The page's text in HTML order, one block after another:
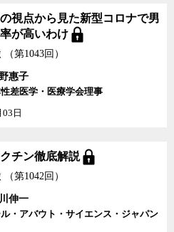
を得ないと判断するに至ったとい
去の薬害と酷似している面が多い
る。それは薬害の対象が、病気を
く、病気を防ぐための「ワクチ
作用の「危険性」のバランスで考
治療するためであれば、副作用も
ない場合もあるだろう。
接種するものであり、元々は伝染
視点から見た新型コロナで男
が高いわけ
第1043回）
惠子
差医学・医療学会理事
日
チン徹底解説
第1042回）
伸一
・アバウト・サイエンス・ジャパン